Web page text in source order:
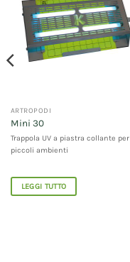
ARTROPODI
Mini 30
Trappola UV a piastra collante per
piccoli ambienti
LEGGI TUTTO